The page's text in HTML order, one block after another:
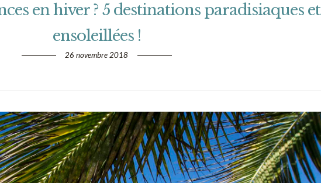
en hiver ? 5 destinations paradisiaques et
ensoleillées !
26 novembre 2018